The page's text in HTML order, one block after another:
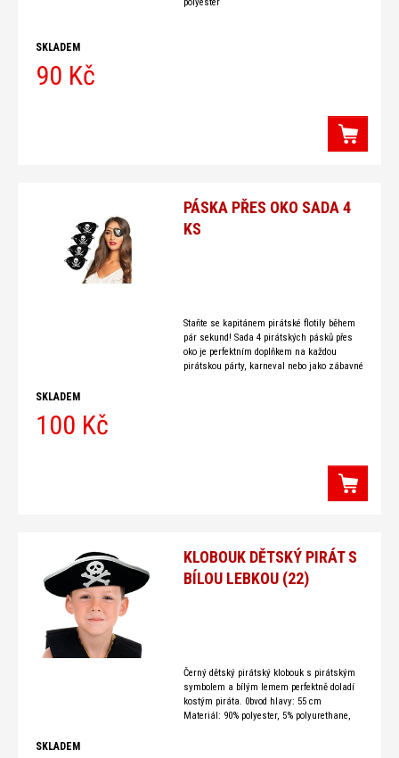
SKLADEM
90 Kč
PÁSKA PŘES OKO SADA 4
KS
Staňte se kapitánem pirátské flotily během
pár sekund! Sada 4 pirátských pásků přes
oko je perfektním doplňkem na každou
pirátskou párty, karneval nebo jako zábavné
SKLADEM
100 Kč
KLOBOUK DĚTSKÝ PIRÁT S
BÍLOU LEBKOU (22)
Černý dětský pirátský klobouk s pirátským
symbolem a bílým lemem perfektně doladí
kostým piráta. 0bvod hlavy: 55 cm
Materiál: 90% polyester, 5% polyurethane,
SKLADEM